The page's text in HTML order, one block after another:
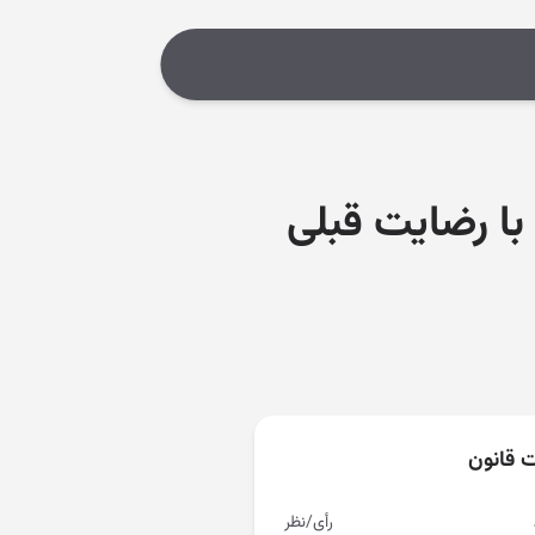
رضایت قبلی
قانون
رأی/نظر